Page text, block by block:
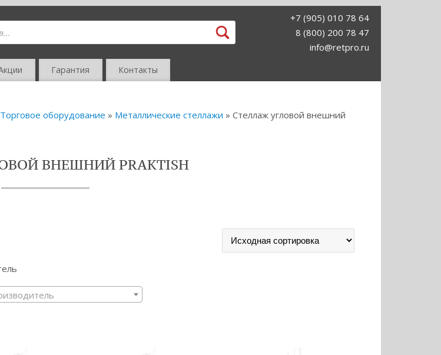
+7 (905) 010 78 64
8 (800) 200 78 47
info@retpro.ru
Гарантия Контакты
Торговое оборудование » Металлические стеллажи » Стеллаж угловой внешний
ВНЕШНИЙ PRAKTISH